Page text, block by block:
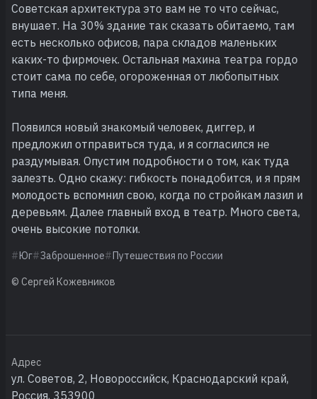
Советская архитектура это вам не то что сейчас,
внушает. На 30% здание так сказать обитаемо, там
есть несколько офисов, пара складов маленьких
каких-то фирмочек. Остальная махина театра гордо
стоит сама по себе, огороженная от любопытных
типа меня.
Появился новый знакомый человек, диггер, и
предложил отправиться туда, и я согласился не
раздумывая. Опустим подробности о том, как туда
залезть. Одно скажу: гибкость понадобится, и я прям
молодость вспомнил свою, когда по стройкам лазил и
деревьям. Далее главный вход в театр. Много света,
очень высокие потолки.
Юг Заброшенное Путешествия по России
© Сергей Кожевников
Адрес
ул. Советов, 2, Новороссийск, Краснодарский край,
Россия, 353900